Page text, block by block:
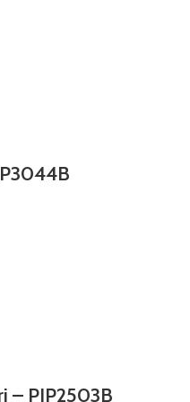
– PIP2503B